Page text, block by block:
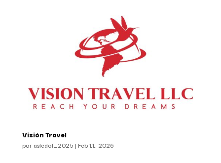
Visión Travel
por asledof_2025 | Feb 11, 2026